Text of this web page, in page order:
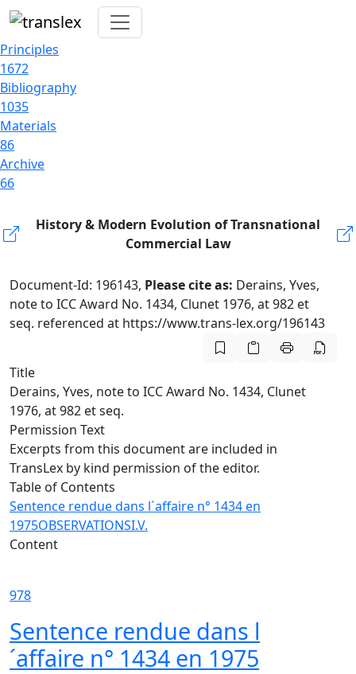
Principles
1672
Bibliography
1035
Materials
86
Archive
66
History & Modern Evolution of Transnational
Commercial Law
Document-Id: 196143, Please cite as: Derains, Yves,
note to ICC Award No. 1434, Clunet 1976, at 982 et
seq. referenced at https://www.trans-lex.org/196143
Title
Derains, Yves, note to ICC Award No. 1434, Clunet
1976, at 982 et seq.
Permission Text
Excerpts from this document are included in
TransLex by kind permission of the editor.
Table of Contents
Sentence rendue dans l´affaire n° 1434 en
1975OBSERVATIONSI.V.
Content
978
Sentence rendue dans l
´affaire n° 1434 en 1975